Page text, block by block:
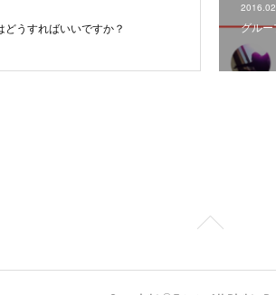
うすればいいですか？ グルー